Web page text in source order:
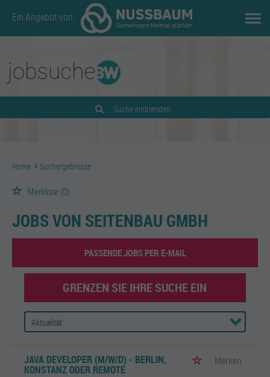
Ein Angebot von
Suche einblenden
Home Suchergebnisse
Merkliste (0)
JOBS VON SEITENBAU GMBH
PASSENDE JOBS PER E-MAIL
GRENZEN SIE IHRE SUCHE EIN
JAVA DEVELOPER (M/W/D) - BERLIN,
KONSTANZ ODER REMOTE
Merken